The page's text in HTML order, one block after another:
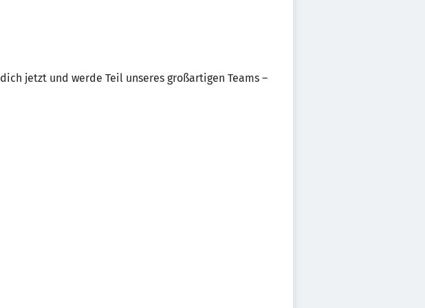
jetzt und werde Teil unseres großartigen Teams –